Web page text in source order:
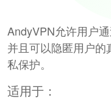
AndyVPN允许用户
并且可以隐匿用户
私保护。
适用于：